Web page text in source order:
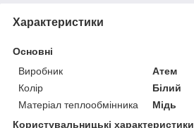
Характеристики
Основні
Виробник
Атем
Колір
Білий
Матеріал теплообмінника
Мідь
Користувальницькі характеристики